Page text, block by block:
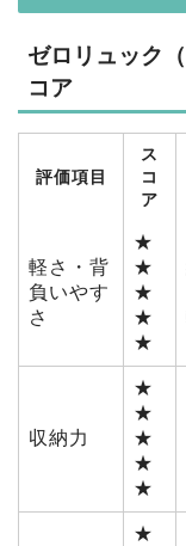
ゼロリュック
コア
評価項目
ス
コ
ア
軽さ・背
負いやす
さ
★
★
★
★
★
収納力
★
★
★
★
★
★